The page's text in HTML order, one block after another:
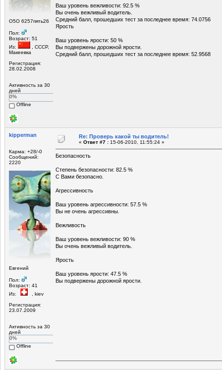
О5О 6257пять26
Пол:
Возраст: 51
Из:
, СССР,
Макеевка
Регистрация:
28.02.2008
Активность за 30
дней
0%
Offline
Ваш уровень вежливости: 92.5 %
Вы очень вежливый водитель.
Средний балл, прошедших тест за последнее время: 74.0756
Ярость
Ваш уровень ярости: 50 %
Вы подвержены дорожной ярости.
Средний балл, прошедших тест за последнее время: 52.9568
kipperman
Карма: +28/-0
Сообщений:
2220
Евгений
Пол:
Возраст: 41
Из:
, kiev
Регистрация:
23.07.2009
Активность за 30
дней
0%
Offline
Re: Проверь какой ты водитель!
« Ответ #7 : 15-06-2010, 11:55:24 »
Безопасность
Степень безопасности: 82.5 %
С Вами безопасно.
Агрессивность
Ваш уровень агрессивности: 57.5 %
Вы не очень агрессивны.
Вежливость
Ваш уровень вежливости: 90 %
Вы очень вежливый водитель.
Ярость
Ваш уровень ярости: 47.5 %
Вы подвержены дорожной ярости.